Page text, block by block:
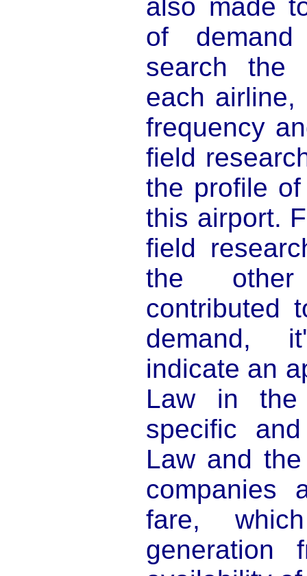
also made
of
search the
each
frequency
field
the profile
this airport.
field
the
contributed
demand,
indicate an
Law in
specific
Law and
companies
fare,
generation